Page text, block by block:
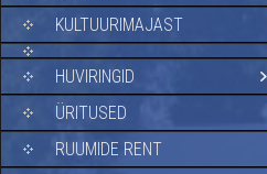
KULTUURIMAJAST
HUVIRINGID
ÜRITUSED
RUUMIDE RENT